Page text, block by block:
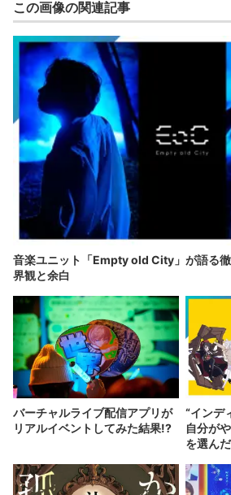
この画像の関連記事
音楽ユニット「Empty old City」が語る
界観と余白
バーチャルライブ配信アプリが
リアルイベントしてみた結果!?
“インデ
自分が
を選ん